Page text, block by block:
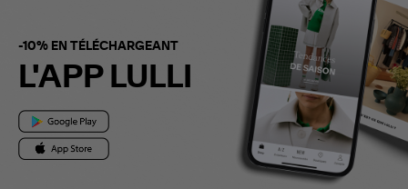
-10% EN TÉLÉCHARGEANT
L'APP LULLI